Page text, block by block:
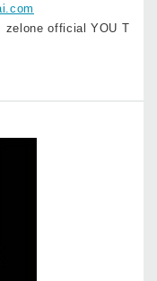
zelone official YOU T